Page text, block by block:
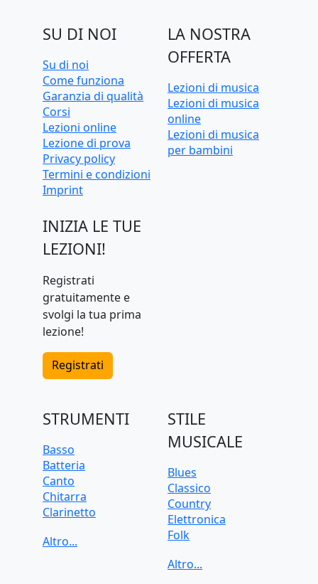
SU DI NOI
Su di noi
Come funziona
Garanzia di qualità
Corsi
Lezioni online
Lezione di prova
Privacy policy
Termini e condizioni
Imprint
INIZIA LE TUE
LEZIONI!
Registrati
gratuitamente e
svolgi la tua prima
lezione!
Registrati
LA NOSTRA
OFFERTA
Lezioni di musica
Lezioni di musica
online
Lezioni di musica
per bambini
STRUMENTI
Basso
Batteria
Canto
Chitarra
Clarinetto
Pianoforte
STILE
MUSICALE
Blues
Classico
Country
Elettronica
Folk
Jazz